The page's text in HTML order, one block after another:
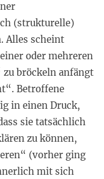
(strukturelle)
Alles scheint
oder mehreren
bröckeln anfängt
Betroffene
in einen Druck,
sie tatsächlich
zu können,
(vorher ging
mit sich